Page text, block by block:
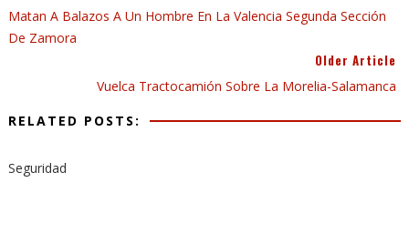
Matan A Balazos A Un Hombre En La Valencia Segunda Sección
De Zamora
Older Article
Vuelca Tractocamión Sobre La Morelia-Salamanca
RELATED POSTS:
Seguridad